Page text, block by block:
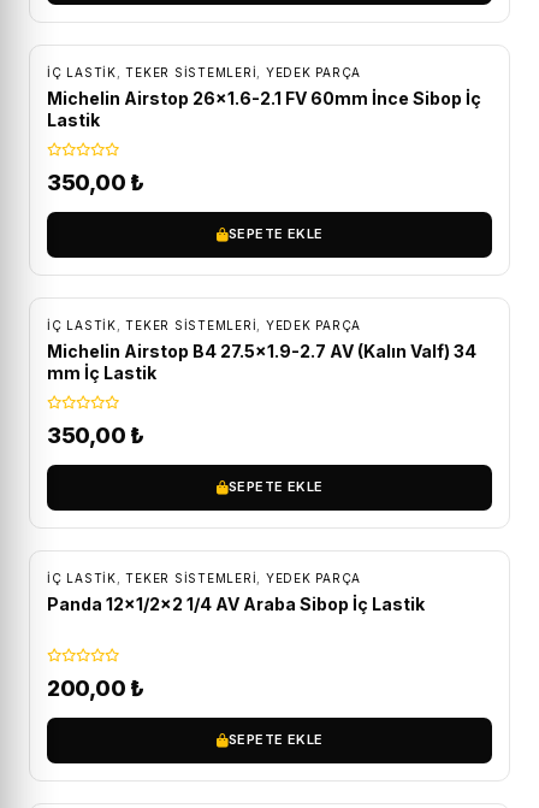
İÇ LASTIK ,TEKER SISTEMLERI YEDEK PARÇA
Michelin Airstop 26×1.6-2.1 FV 60mm İnce Sibop İç
Lastik
350,00 ₺
SEPETE EKLE
İÇ LASTIK ,TEKER SISTEMLERI YEDEK PARÇA
Michelin Airstop B4 27.5×1.9-2.7 AV (Kalın Valf) 34
mm İç Lastik
350,00 ₺
SEPETE EKLE
İÇ LASTIK ,TEKER SISTEMLERI YEDEK PARÇA
Panda 12×1/2×2 1/4 AV Araba Sibop İç Lastik
200,00 ₺
SEPETE EKLE